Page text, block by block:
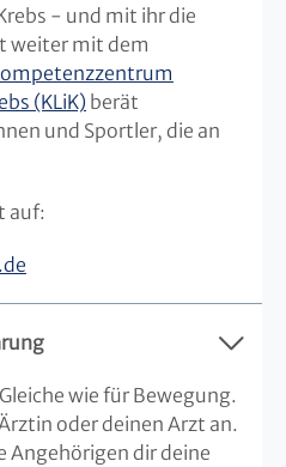
- und mit ihr die
weiter mit dem
(KLiK) berät
und Sportler, die an
auf:
wie für Bewegung.
oder deinen Arzt an.
Angehörigen dir deine